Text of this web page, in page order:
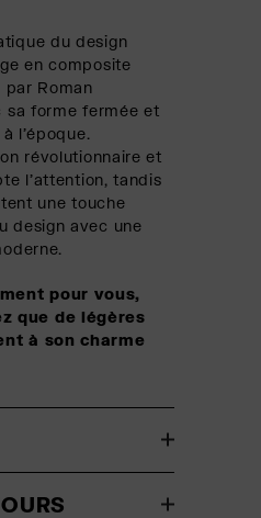
du design
en composite
Roman
sa forme fermée et
l'époque.
révolutionnaire et
l'attention, tandis
une touche
design avec une
pour vous,
que de légères
à son charme